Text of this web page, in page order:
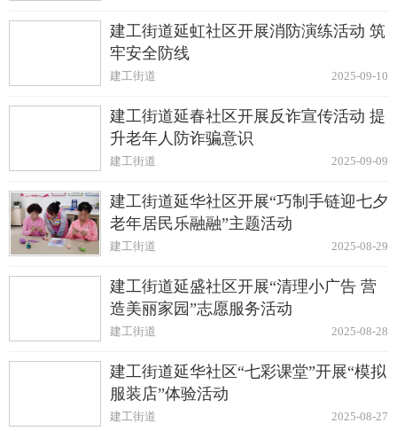
建工街道延虹社区开展消防演练活动 筑
牢安全防线
2025-09-10
建工街道
建工街道延春社区开展反诈宣传活动 提
升老年人防诈骗意识
2025-09-09
建工街道
建工街道延华社区开展“巧制手链迎七夕
老年居民乐融融”主题活动
2025-08-29
建工街道
建工街道延盛社区开展“清理小广告 营
造美丽家园”志愿服务活动
2025-08-28
建工街道
建工街道延华社区“七彩课堂”开展“模拟
服装店”体验活动
2025-08-27
建工街道